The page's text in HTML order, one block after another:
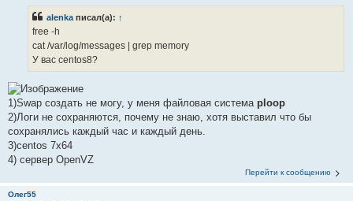
alenka писал(а): ↑
free -h
cat /var/log/messages | grep memory
У вас centos8?
1)Swap создать не могу, у меня файловая система ploop
2)Логи не сохраняются, почему не знаю, хотя выставил что бы
сохранялись каждый час и каждый день.
3)centos 7х64
4) сервер OpenVZ
Перейти к сообщению
Олег55